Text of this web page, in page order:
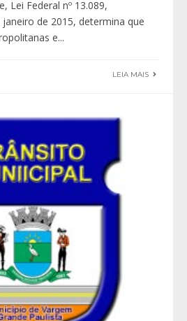
Lei Federal nº 13.089,
de 2015, determina que
e...
LEIA MAIS